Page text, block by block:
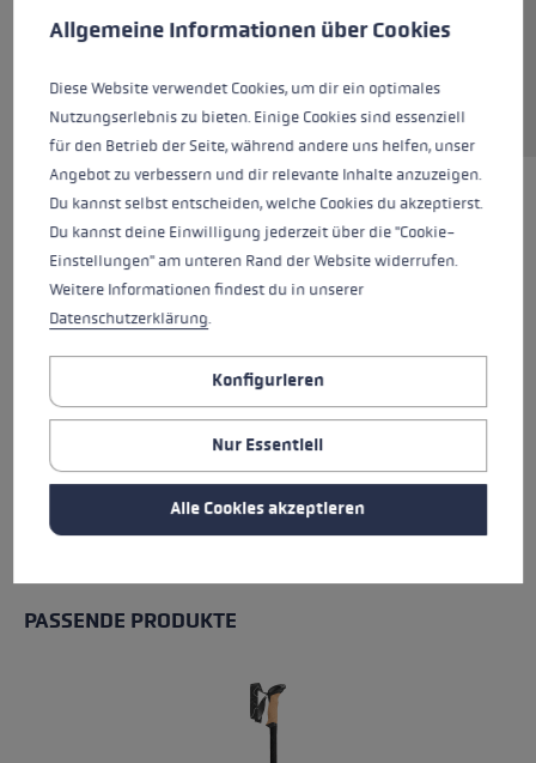
bewegungsfreundlichem Stretch Fleece. Der
Handschuh ist mit der smarten mf Touch
Technologie ausgestattet, was das Bedienen
eines Smartphones easy ermöglicht.
HIGHLIGHTS
Griff - Schlaufe/Handschuh System
Handschuhdetails
Wärmelevel
PASSENDE PRODUKTE
Allgemeine Informationen über Cookies
Diese Website verwendet Cookies, um dir ein optimales
Nutzungserlebnis zu bieten. Einige Cookies sind essenziell
für den Betrieb der Seite, während andere uns helfen, unser
Angebot zu verbessern und dir relevante Inhalte anzuzeigen.
Du kannst selbst entscheiden, welche Cookies du akzeptierst.
Du kannst deine Einwilligung jederzeit über die "Cookie-
Einstellungen" am unteren Rand der Website widerrufen.
Weitere Informationen findest du in unserer
Datenschutzerklärung.
Konfigurieren
Nur Essentiell
Alle Cookies akzeptieren